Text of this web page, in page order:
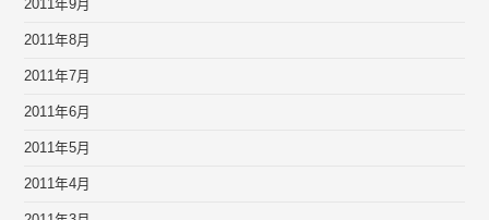
2011年9月
2011年8月
2011年7月
2011年6月
2011年5月
2011年4月